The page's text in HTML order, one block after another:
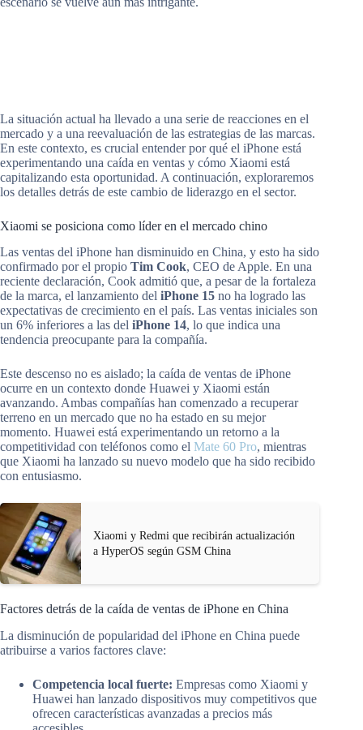
La situación actual ha llevado a una serie de reacciones en el
mercado y a una reevaluación de las estrategias de las marcas.
En este contexto, es crucial entender por qué el iPhone está
experimentando una caída en ventas y cómo Xiaomi está
capitalizando esta oportunidad. A continuación, exploraremos
los detalles detrás de este cambio de liderazgo en el sector.
Xiaomi se posiciona como líder en el mercado chino
Las ventas del iPhone han disminuido en China, y esto ha sido
confirmado por el propio Tim Cook, CEO de Apple. En una
reciente declaración, Cook admitió que, a pesar de la fortaleza
de la marca, el lanzamiento del iPhone 15 no ha logrado las
expectativas de crecimiento en el país. Las ventas iniciales son
un 6% inferiores a las del iPhone 14, lo que indica una
tendencia preocupante para la compañía.
Este descenso no es aislado; la caída de ventas de iPhone
ocurre en un contexto donde Huawei y Xiaomi están
avanzando. Ambas compañías han comenzado a recuperar
terreno en un mercado que no ha estado en su mejor
momento. Huawei está experimentando un retorno a la
competitividad con teléfonos como el Mate 60 Pro, mientras
que Xiaomi ha lanzado su nuevo modelo que ha sido recibido
con entusiasmo.
Xiaomi y Redmi que recibirán actualización
a HyperOS según GSM China
Factores detrás de la caída de ventas de iPhone en China
La disminución de popularidad del iPhone en China puede
atribuirse a varios factores clave:
Competencia local fuerte: Empresas como Xiaomi y
Huawei han lanzado dispositivos muy competitivos que
ofrecen características avanzadas a precios más